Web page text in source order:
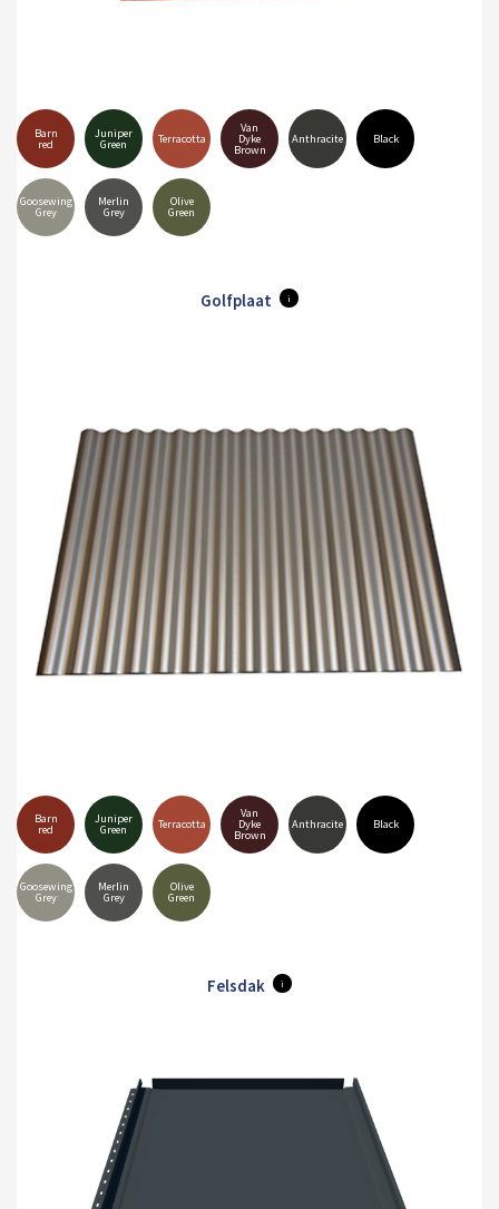
Barn
red
Juniper
Green Terracotta
Van
Dyke
Brown
Anthracite Black
Goosewing
Grey
Merlin
Grey
Olive
Green
Golfplaat i
Barn
red
Juniper
Green Terracotta
Van
Dyke
Brown
Anthracite Black
Goosewing
Grey
Merlin
Grey
Olive
Green
Felsdak i